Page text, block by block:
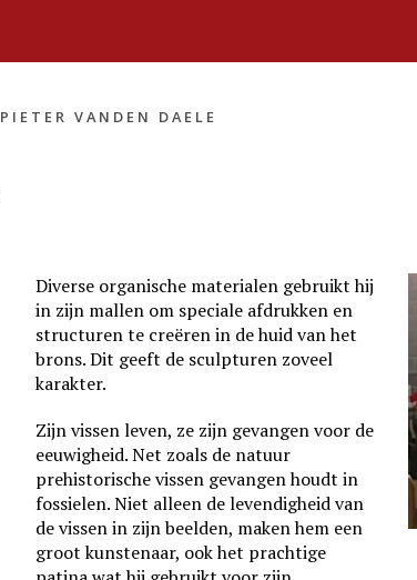
PIETER VANDEN DAELE
Diverse organische materialen gebruikt hij
in zijn mallen om speciale afdrukken en
structuren te creëren in de huid van het
brons. Dit geeft de sculpturen zoveel
karakter.
Zijn vissen leven, ze zijn gevangen voor de
eeuwigheid. Net zoals de natuur
prehistorische vissen gevangen houdt in
fossielen. Niet alleen de levendigheid van
de vissen in zijn beelden, maken hem een
groot kunstenaar, ook het prachtige